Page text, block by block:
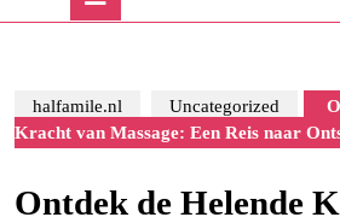
halfamile.nl Uncategorized
Kracht van Massage: Een Reis naar
Ontdek de Helende